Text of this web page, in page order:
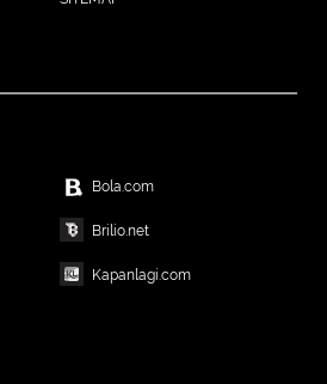
Bola.com
Brilio.net
Kapanlagi.com